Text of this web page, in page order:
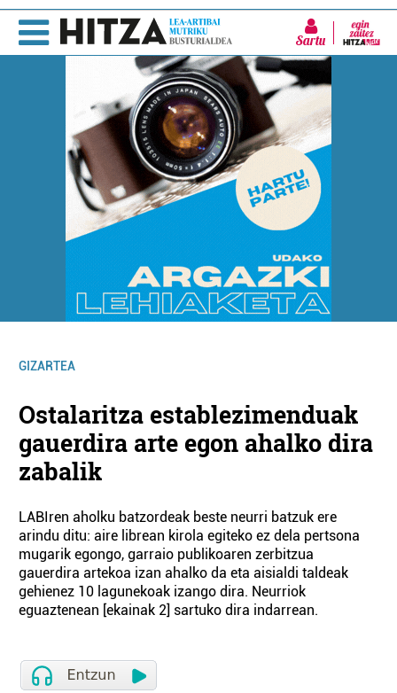
Sartu
GIZARTEA
Ostalaritza establezimenduak
gauerdira arte egon ahalko dira
zabalik
LABIren aholku batzordeak beste neurri batzuk ere
arindu ditu: aire librean kirola egiteko ez dela pertsona
mugarik egongo, garraio publikoaren zerbitzua
gauerdira artekoa izan ahalko da eta aisialdi taldeak
gehienez 10 lagunekoak izango dira. Neurriok
eguaztenean [ekainak 2] sartuko dira indarrean.